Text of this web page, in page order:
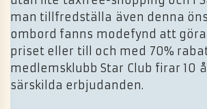
man tillfredställa även denna
ombord fanns modefynd att
priset eller till och med 70%
medlemsklubb Star Club firar 10
särskilda erbjudanden.